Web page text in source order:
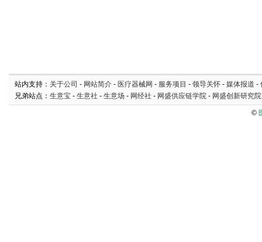
站内支持： 关于公司 - 网站简介 - 医疗器械网 - 服务项目 - 领导关怀 - 媒体报道 -
兄弟站点： 生意宝 - 生意社 - 生意场 - 网经社 - 网盛供应链学院 - 网盛创新研究院
©